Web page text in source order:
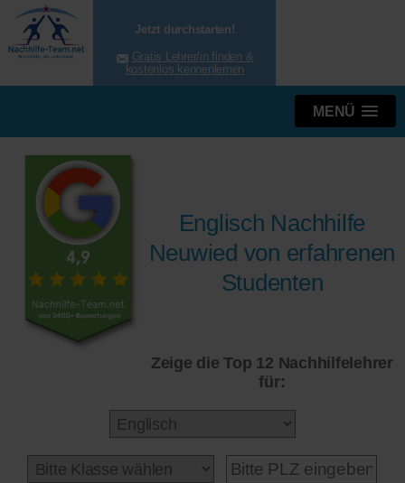
Jetzt durchstarten!
Gratis Lehrer/in finden &
kostenlos kennenlernen
MENÜ
Englisch Nachhilfe
Neuwied von erfahrenen
Studenten
Zeige die Top 12 Nachhilfelehrer
für: